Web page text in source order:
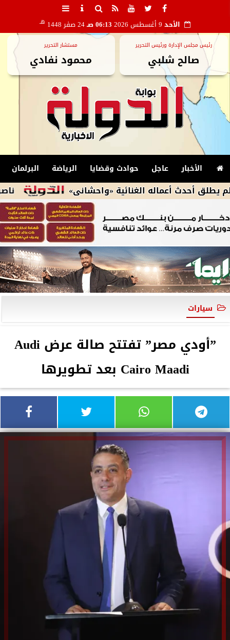
الأحد 06:13 صـ 24 صفر 1448 هـ
رئيس مجلس الإدارة ورئيس التحرير
صالح شلبي
مستشار التحرير
محمود نفادي
الأخبار عاجل حوادث وقضايا الرياضة البرلمان
ناصر ماهر يعانى من الغنائية «واحشانى»
سيارات
”أودي مصر” تفتتح صالة عرض Audi
Cairo Maadi بعد تطويرها